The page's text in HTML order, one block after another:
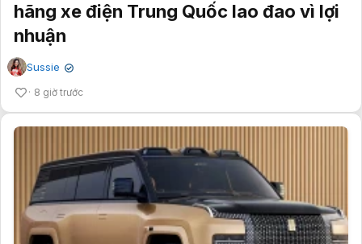
hãng xe điện Trung Quốc lao đao vì lợi
nhuận
Sussie ✔
8 giờ trước